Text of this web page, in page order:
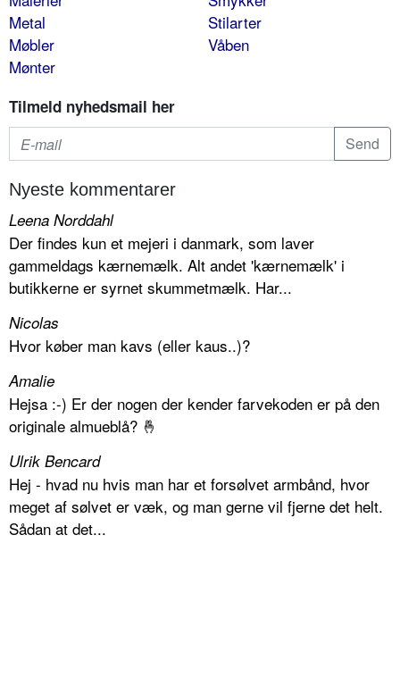
Metal
Møbler
Mønter
Stilarter
Våben
Tilmeld nyhedsmail her
Nyeste kommentarer
Leena Norddahl
Der findes kun et mejeri i danmark, som laver
gammeldags kærnemælk. Alt andet 'kærnemælk' i
butikkerne er syrnet skummetmælk. Har...
Nicolas
Hvor køber man kavs (eller kaus..)?
Amalie
Hejsa :-) Er der nogen der kender farvekoden er på den
originale almueblå? 🤞
Ulrik Bencard
Hej - hvad nu hvis man har et forsølvet armbånd, hvor
meget af sølvet er væk, og man gerne vil fjerne det helt.
Sådan at det...